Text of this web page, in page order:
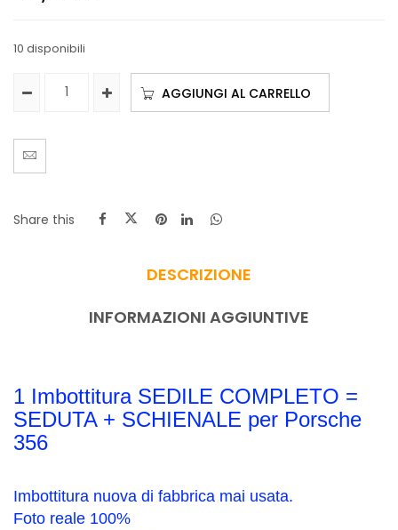
10 disponibili
AGGIUNGI AL CARRELLO
Share this
DESCRIZIONE
INFORMAZIONI AGGIUNTIVE
1 Imbottitura SEDILE COMPLETO =
SEDUTA + SCHIENALE per Porsche
356
Imbottitura nuova di fabbrica mai usata.
Foto reale 100%